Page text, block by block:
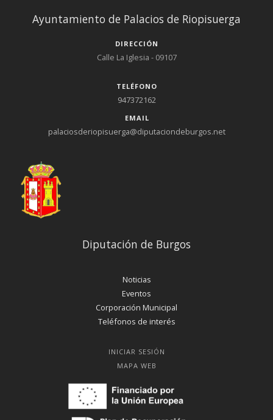
Ayuntamiento de Palacios de Riopisuerga
DIRECCIÓN
Calle La Iglesia - 09107
TELÉFONO
947372162
EMAIL
palaciosderiopisuerga@diputaciondeburgos.net
Diputación de Burgos
Noticias
Eventos
Corporación Municipal
Teléfonos de interés
INICIAR SESIÓN
MAPA WEB